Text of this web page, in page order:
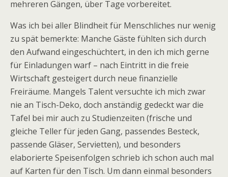
mehreren Gängen, über Tage vorbereitet.
Was ich bei aller Blindheit für Menschliches nur wenig
zu spät bemerkte: Manche Gäste fühlten sich durch
den Aufwand eingeschüchtert, in den ich mich gerne
für Einladungen warf – nach Eintritt in die freie
Wirtschaft gesteigert durch neue finanzielle
Freiräume. Mangels Talent versuchte ich mich zwar
nie an Tisch-Deko, doch anständig gedeckt war die
Tafel bei mir auch zu Studienzeiten (frische und
gleiche Teller für jeden Gang, passendes Besteck,
passende Gläser, Servietten), und besonders
elaborierte Speisenfolgen schrieb ich schon auch mal
auf Karten für den Tisch. Um dann einmal besonders